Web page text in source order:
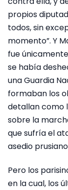
propios
todos, sin
momento”. Y
fue
se había
una Guardia
formaban los
detallan como
sobre la
que sufría el
asedio
Pero los
en la cual, los